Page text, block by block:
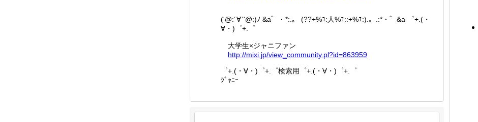
('@:´∀`'@:)ﾉ &a゜・*:.。 (??+%ﾕ:人%ﾕ::+%ﾕ:).。.:*・゜&a ゜+.(・
∀・)゜+.゜
大学生×ジャニファン
http://mixi.jp/view_community.pl?id=863959
゜+.(・∀・)゜+.゜検索用゜+.(・∀・)゜+.゜
ｼﾞｬﾆｰ